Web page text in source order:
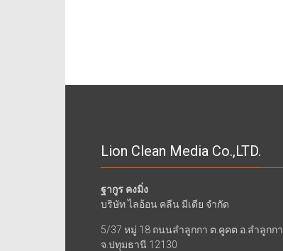
Lion Clean Media Co.,LTD.
ฐากูร คงมิ่ง
บริษัท ไลอ้อน คลีน มีเดีย จำกัด
5/37 หมู่ 18 ถนนลำลูกกา ต.คูคต อ.ลำลูกกา
จ.ปทุมธานี 12130